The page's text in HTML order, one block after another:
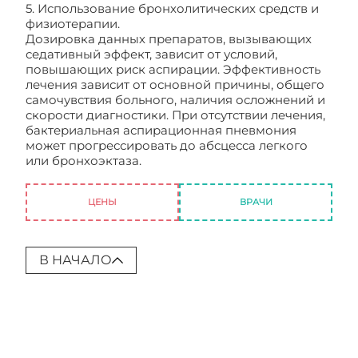
5. Использование бронхолитических средств и
физиотерапии.
Дозировка данных препаратов, вызывающих
седативный эффект, зависит от условий,
повышающих риск аспирации. Эффективность
лечения зависит от основной причины, общего
самочувствия больного, наличия осложнений и
скорости диагностики. При отсутствии лечения,
бактериальная аспирационная пневмония
может прогрессировать до абсцесса легкого
или бронхоэктаза.
ЦЕНЫ ВРАЧИ
В НАЧАЛО